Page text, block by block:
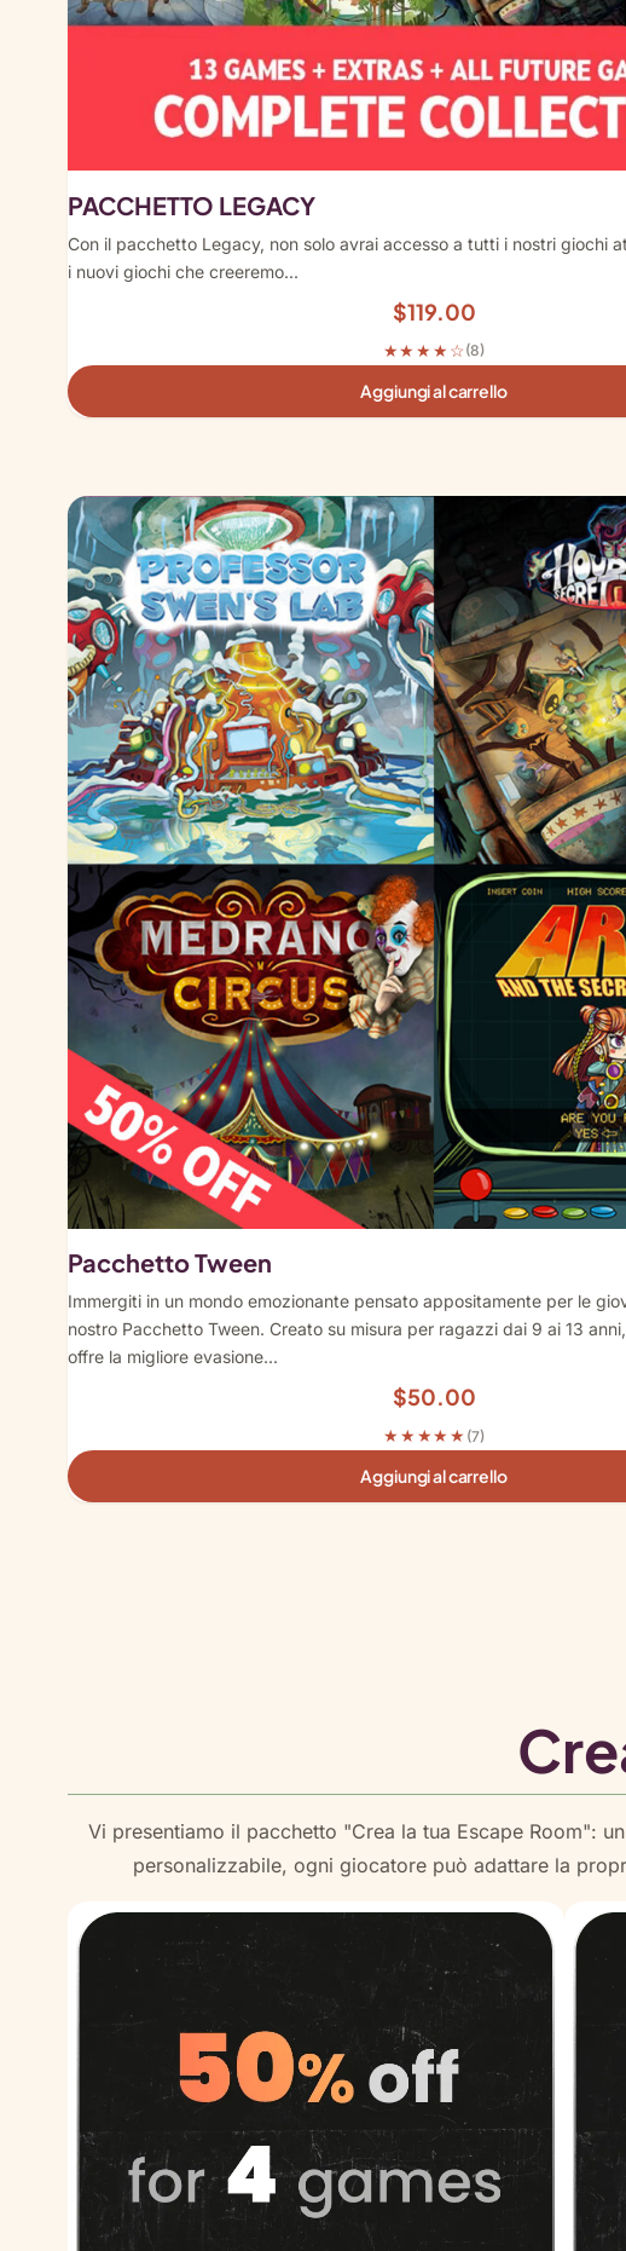
PACCHETTO LEGACY
Con il pacchetto Legacy, non solo avrai accesso a tutti i nostri giochi
i nuovi giochi che creeremo...
$119.00
★★★★☆ (8)
Aggiungi al carrello
Pacchetto Tween
Immergiti in un mondo emozionante pensato appositamente per le
nostro Pacchetto Tween. Creato su misura per ragazzi dai 9 ai 13
offre la migliore evasione...
$50.00
★★★★★ (7)
Aggiungi al carrello
Vi presentiamo il pacchetto "Crea la tua Escape Room":
personalizzabile, ogni giocatore può adattare la